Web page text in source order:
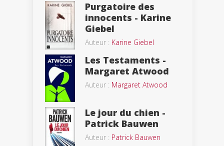
Purgatoire des
innocents - Karine
Giebel
Auteur : Karine Giebel
Les Testaments -
Margaret Atwood
Auteur : Margaret Atwood
Le jour du chien -
Patrick Bauwen
Auteur : Patrick Bauwen